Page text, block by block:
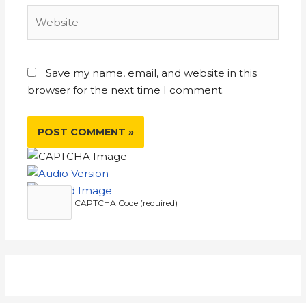
Save my name, email, and website in this
browser for the next time I comment.
CAPTCHA Code (required)